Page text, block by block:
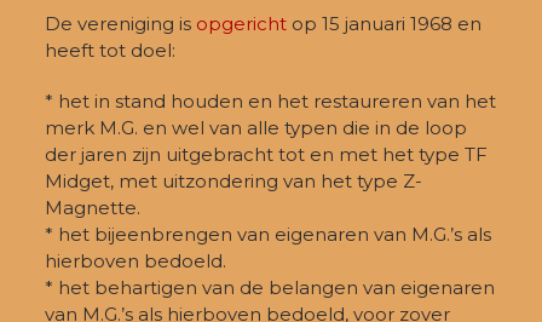
De vereniging is opgericht op 15 januari 1968 en
heeft tot doel:
* het in stand houden en het restaureren van het
merk M.G. en wel van alle typen die in de loop
der jaren zijn uitgebracht tot en met het type TF
Midget, met uitzondering van het type Z-
Magnette.
* het bijeenbrengen van eigenaren van M.G.’s als
hierboven bedoeld.
* het behartigen van de belangen van eigenaren
van M.G.’s als hierboven bedoeld, voor zover